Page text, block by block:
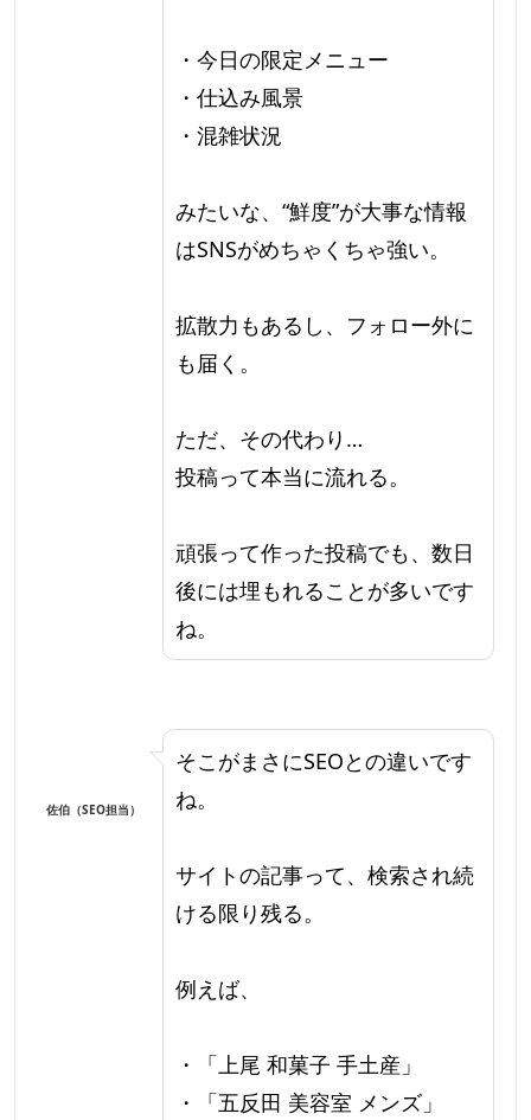
・今日の限定メニュー
・仕込み風景
・混雑状況
みたいな、“鮮度”が大事な情報
はSNSがめちゃくちゃ強い。
拡散力もあるし、フォロー外に
も届く。
ただ、その代わり…
投稿って本当に流れる。
頑張って作った投稿でも、数日
後には埋もれることが多いです
ね。
佐伯（SEO担当）
そこがまさにSEOとの違いです
ね。
サイトの記事って、検索され続
ける限り残る。
例えば、
・「上尾 和菓子 手土産」
・「五反田 美容室 メンズ」